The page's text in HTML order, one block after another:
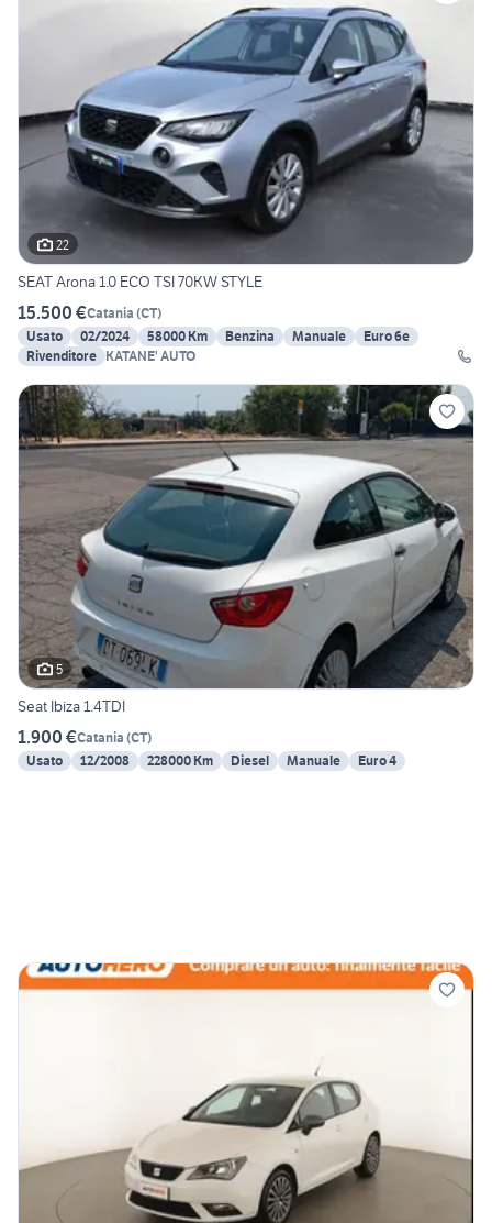
22
SEAT Arona 1.0 ECO TSI 70KW STYLE
15.500 €Catania (CT)
Usato
02/2024 58000 Km Benzina Manuale
Euro 6e
Rivenditore KATANE' AUTO
5
Seat Ibiza 1.4TDI
1.900 €Catania (CT)
Usato
12/2008 228000 Km Diesel Manuale Euro 4